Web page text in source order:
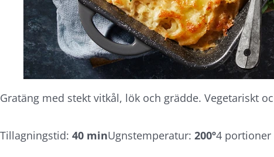
Gratäng med stekt vitkål, lök och grädde. Vegetariskt
Tillagningstid: 40 minUgnstemperatur: 200º4 portioner